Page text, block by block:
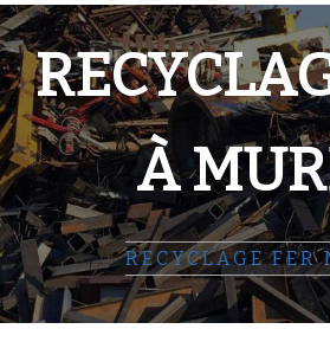
À
RECYCLAGE FER